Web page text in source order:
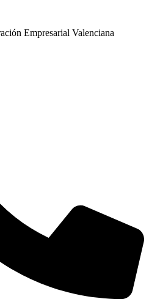
Empresarial Valenciana